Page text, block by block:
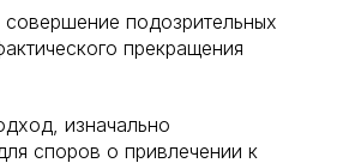
подозрительных
прекращения
изначально
споров о привлечении к